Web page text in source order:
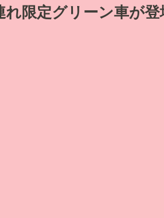
れ限定グリーン車が登